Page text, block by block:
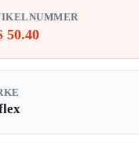
50.40